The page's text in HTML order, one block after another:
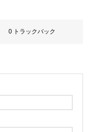
0 トラックバック